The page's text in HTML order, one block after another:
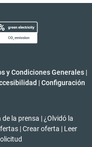
y Condiciones Generales |
| Configuración
de la prensa | ¿Olvidó la
| Crear oferta | Leer